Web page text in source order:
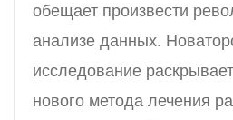
обещает произвести
анализе данных.
исследование
нового метода лечения